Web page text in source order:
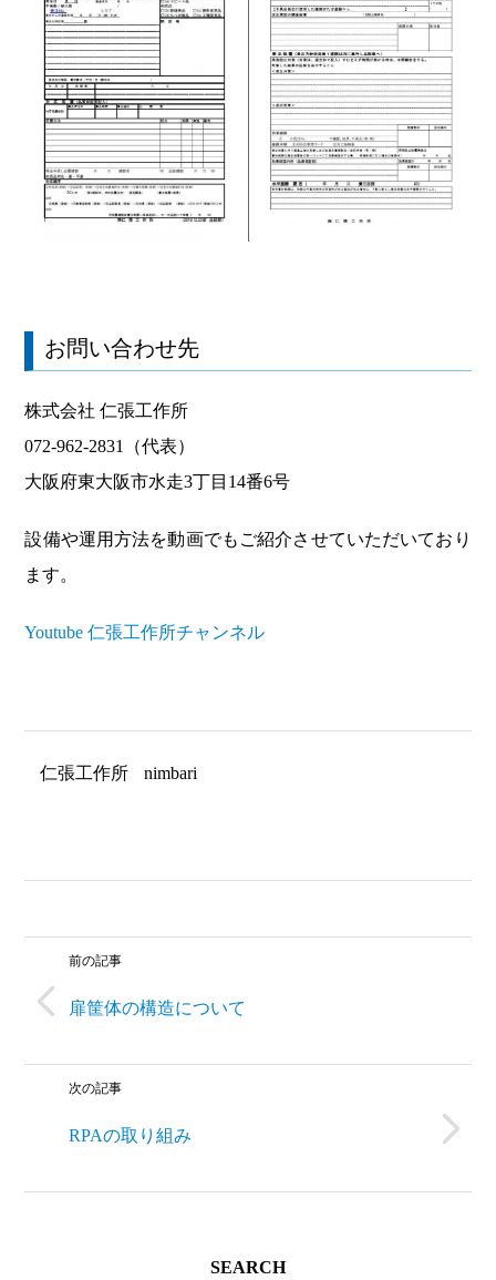
お問い合わせ先
株式会社 仁張工作所
072-962-2831（代表）
大阪府東大阪市水走3丁目14番6号
設備や運用方法を動画でもご紹介させていただいており
ます。
Youtube 仁張工作所チャンネル
仁張工作所 nimbari
前の記事
扉筐体の構造について
次の記事
RPAの取り組み
SEARCH